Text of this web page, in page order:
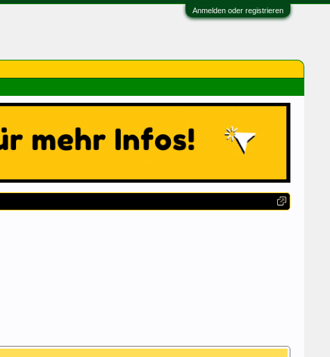
Anmelden oder registrieren